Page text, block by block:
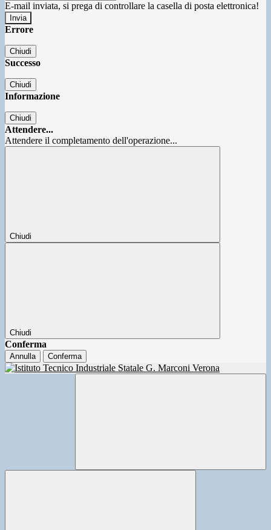
E-mail inviata, si prega di controllare la casella di posta elettronica!
Errore
Chiudi
Successo
Chiudi
Informazione
Chiudi
Attendere...
Attendere il completamento dell'operazione...
Chiudi
Chiudi
Conferma
Annulla Conferma